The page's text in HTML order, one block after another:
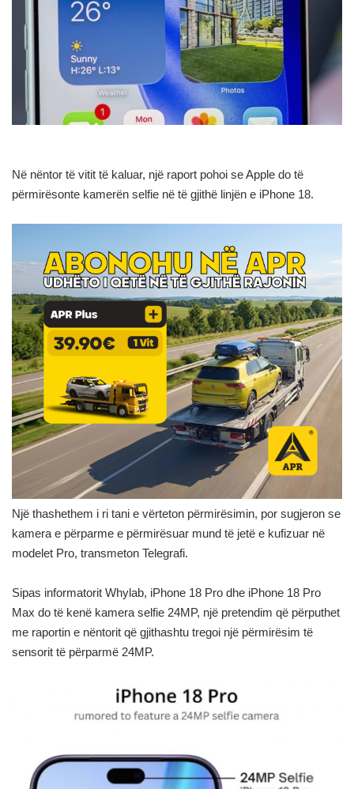
Në nëntor të vitit të kaluar, një raport pohoi se Apple do të
përmirësonte kamerën selfie në të gjithë linjën e iPhone 18.
Një thashethem i ri tani e vërteton përmirësimin, por sugjeron se
kamera e përparme e përmirësuar mund të jetë e kufizuar në
modelet Pro, transmeton Telegrafi.
Sipas informatorit Whylab, iPhone 18 Pro dhe iPhone 18 Pro
Max do të kenë kamera selfie 24MP, një pretendim që përputhet
me raportin e nëntorit që gjithashtu tregoi një përmirësim të
sensorit të përparmë 24MP.